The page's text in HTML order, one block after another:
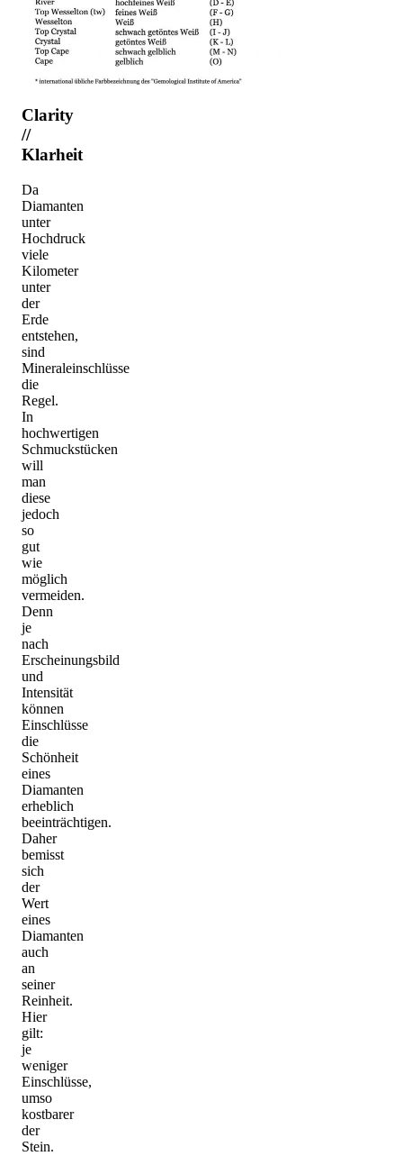
Clarity
//
Klarheit
Da
Diamanten
unter
Hochdruck
viele
Kilometer
unter
der
Erde
entstehen,
sind
Mineraleinschlüsse
die
Regel.
In
hochwertigen
Schmuckstücken
will
man
diese
jedoch
so
gut
wie
möglich
vermeiden.
Denn
je
nach
Erscheinungsbild
und
Intensität
können
Einschlüsse
die
Schönheit
eines
Diamanten
erheblich
beeinträchtigen.
Daher
bemisst
sich
der
Wert
eines
Diamanten
auch
an
seiner
Reinheit.
Hier
gilt:
je
weniger
Einschlüsse,
umso
kostbarer
der
Stein.